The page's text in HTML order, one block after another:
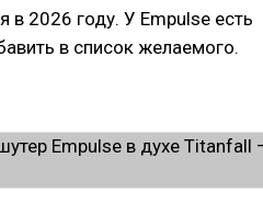
в 2026 году. У Empulse есть
в список желаемого.